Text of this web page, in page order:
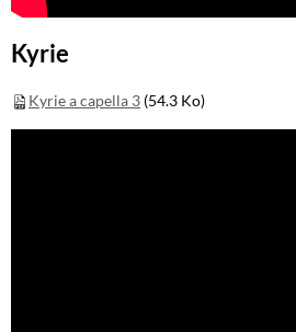
Kyrie
Kyrie a capella 3 (54.3 Ko)